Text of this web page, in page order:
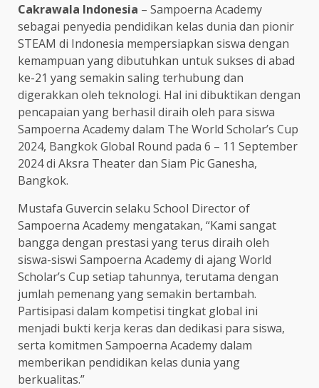
Cakrawala Indonesia – Sampoerna Academy
sebagai penyedia pendidikan kelas dunia dan pionir
STEAM di Indonesia mempersiapkan siswa dengan
kemampuan yang dibutuhkan untuk sukses di abad
ke-21 yang semakin saling terhubung dan
digerakkan oleh teknologi. Hal ini dibuktikan dengan
pencapaian yang berhasil diraih oleh para siswa
Sampoerna Academy dalam The World Scholar’s Cup
2024, Bangkok Global Round pada 6 – 11 September
2024 di Aksra Theater dan Siam Pic Ganesha,
Bangkok.
Mustafa Guvercin selaku School Director of
Sampoerna Academy mengatakan, “Kami sangat
bangga dengan prestasi yang terus diraih oleh
siswa-siswi Sampoerna Academy di ajang World
Scholar’s Cup setiap tahunnya, terutama dengan
jumlah pemenang yang semakin bertambah.
Partisipasi dalam kompetisi tingkat global ini
menjadi bukti kerja keras dan dedikasi para siswa,
serta komitmen Sampoerna Academy dalam
memberikan pendidikan kelas dunia yang
berkualitas.”